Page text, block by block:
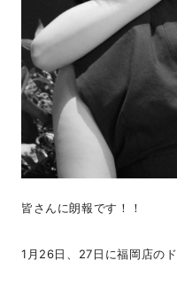
皆さんに朗報です！！
1月26日、27日に福岡店の